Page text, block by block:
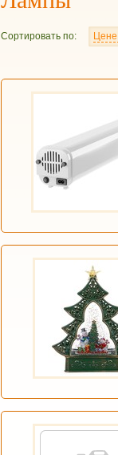
Сортировать по: Цене